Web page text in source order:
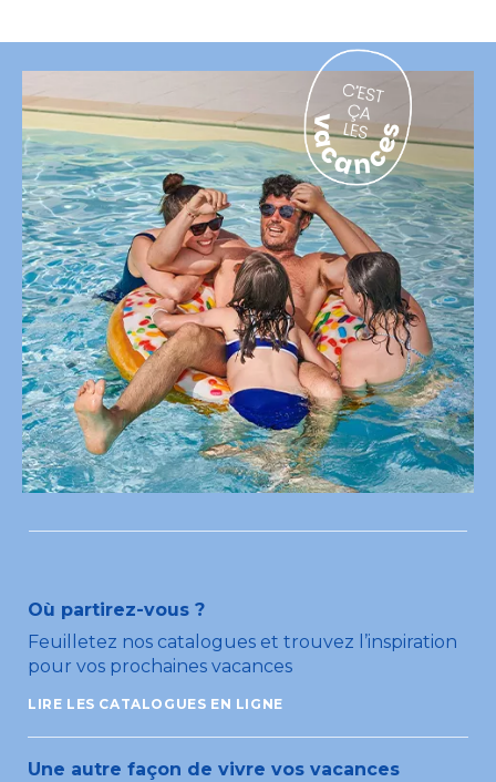
Où partirez-vous ?
Feuilletez nos catalogues et trouvez l’inspiration
pour vos prochaines vacances
LIRE LES CATALOGUES EN LIGNE
Une autre façon de vivre vos vacances